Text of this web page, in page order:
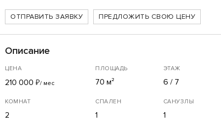
ОТПРАВИТЬ ЗАЯВКУ ПРЕДЛОЖИТЬ СВОЮ ЦЕНУ
Описание
ЦЕНА
210 000 ₽/ мес
ПЛОЩАДЬ
70 м²
ЭТАЖ
6 / 7
КОМНАТ
2
СПАЛЕН
1
САНУЗЛЫ
1